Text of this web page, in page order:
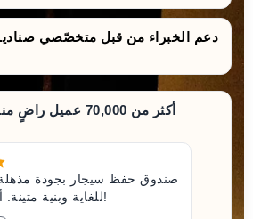
دعم الخبراء من قبل متخصّصي
أكثر من 70,000 عميل راضٍ منذ سنة 1999
صندوق حفظ سيجار بجودة
للغاية وبنية متينة. أنصح به بشدة!